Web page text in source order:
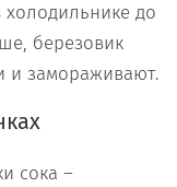
до
березовик
и замораживают.
сока –